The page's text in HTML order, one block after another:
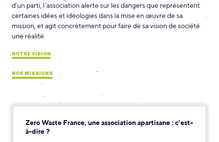
d’un parti, l’association alerte sur les dangers que représentent
certaines idées et idéologies dans la mise en œuvre de sa
mission, et agit concrètement pour faire de sa vision de société
une réalité.
NOTRE VISION
NOS MISSIONS
Zero Waste France, une association apartisane : c’est-
à-dire ?